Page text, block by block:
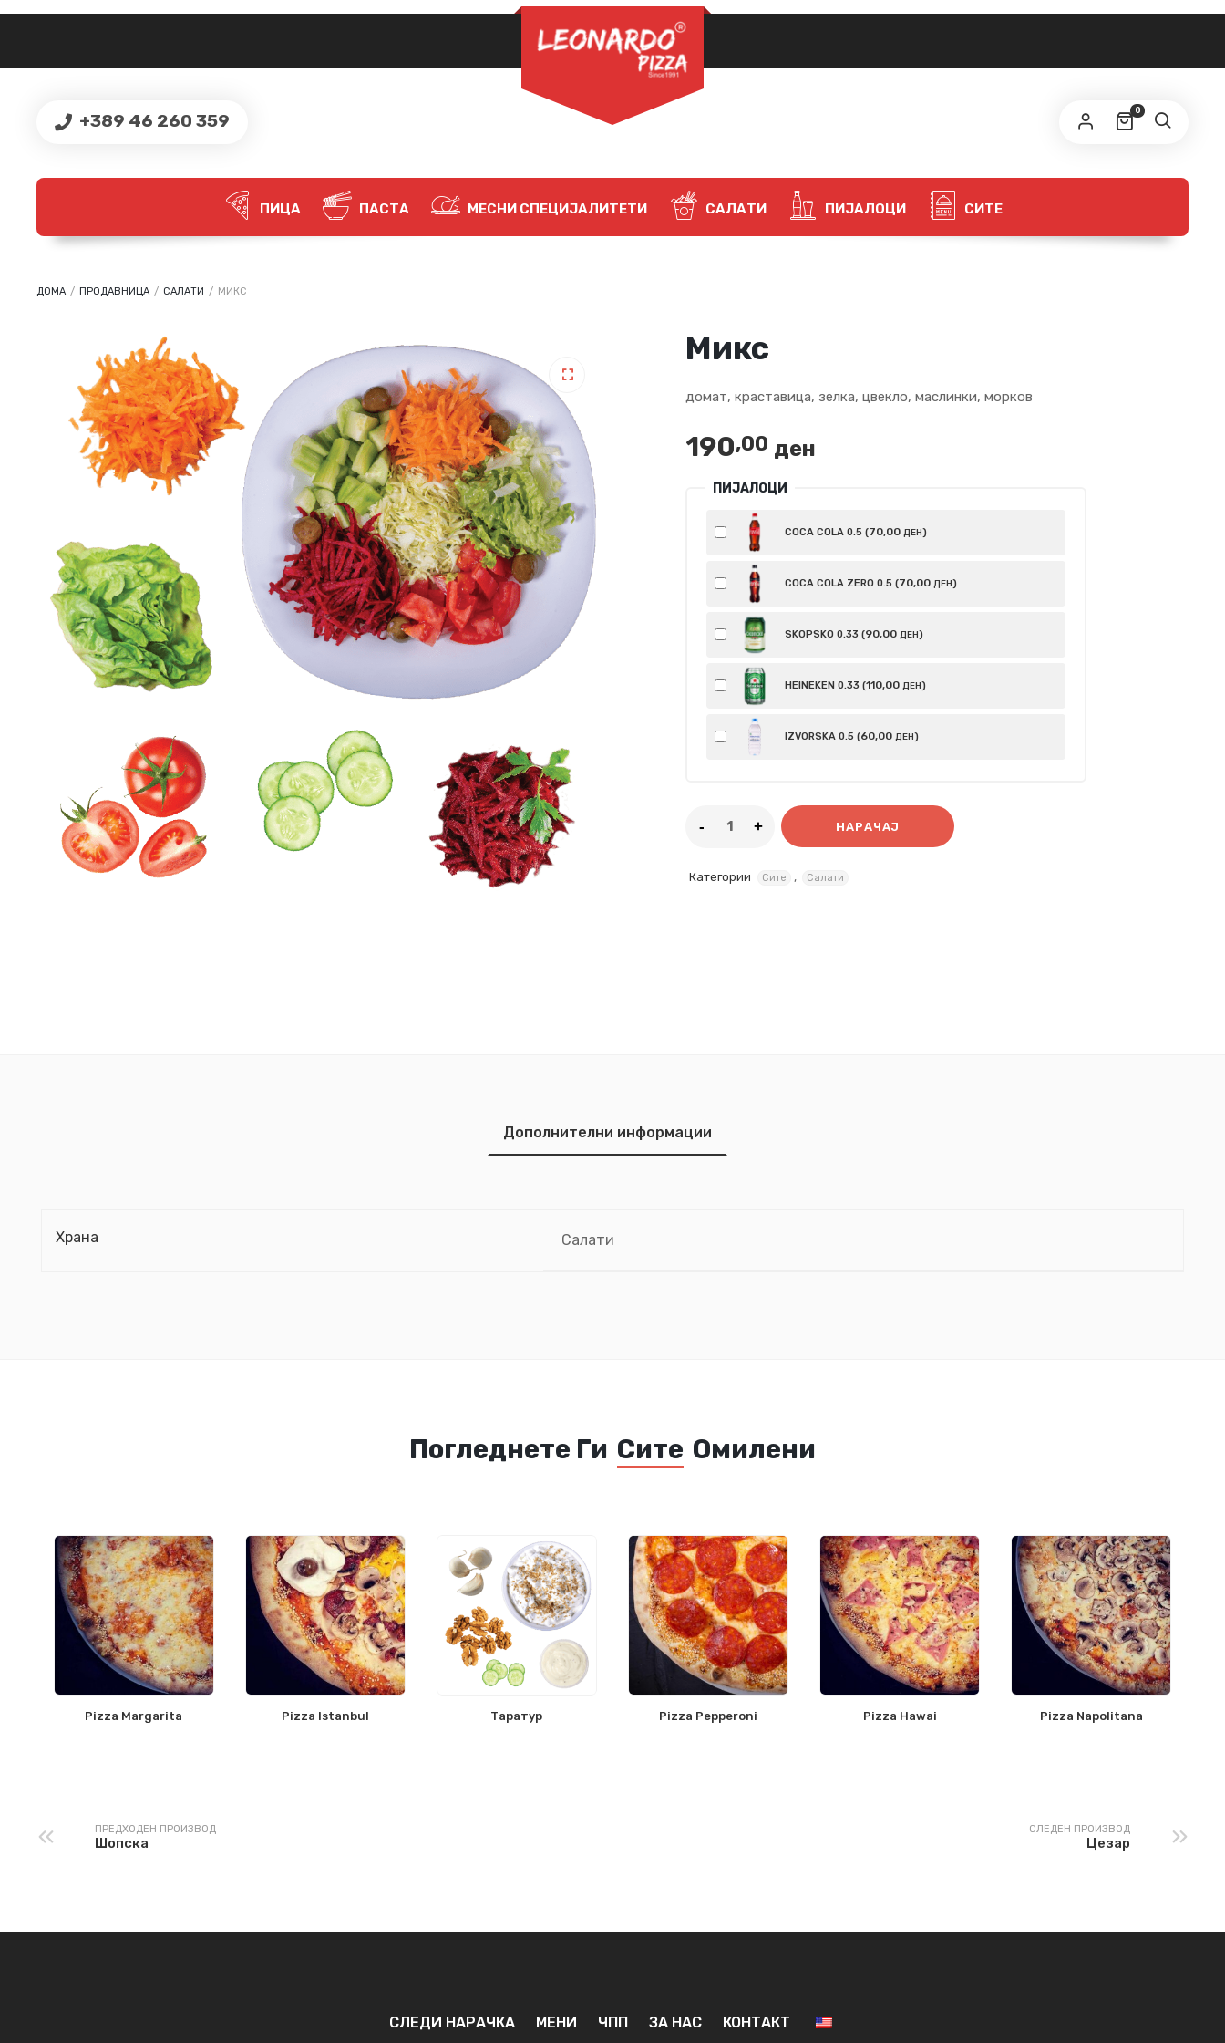
+389 46 260 359 0
*ЗАДОЛЖИТЕЛНО
ЗАПАМТИ МЕ НАЈАВИ СЕ
Ја заборавивте лозинката?
ПИЦА ПАСТА МЕСНИ СПЕЦИЈАЛИТЕТИ САЛАТИ ПИЈАЛОЦИ СИТЕ
ДОМА / ПРОДАВНИЦА / САЛАТИ / МИКС
Микс
домат, краставица, зелка, цвекло, маслинки, морков
190,00 ден
ПИЈАЛОЦИ
COCA COLA 0.5 (70,00 ДЕН)
COCA COLA ZERO 0.5 (70,00 ДЕН)
SKOPSKO 0.33 (90,00 ДЕН)
HEINEKEN 0.33 (110,00 ДЕН)
IZVORSKA 0.5 (60,00 ДЕН)
НАРАЧАЈ
Категории Сите , Салати
Дополнителни информации
Храна Салати
Погледнете Ги Сите Омилени
Pizza Margarita Pizza Istanbul Таратур Pizza Pepperoni Pizza Hawai Pizza Napolitana
ПРЕДХОДЕН ПРОИЗВОД
Шопска
СЛЕДЕН ПРОИЗВОД
Цезар
СЛЕДИ НАРАЧКА МЕНИ ЧПП ЗА НАС КОНТАКТ